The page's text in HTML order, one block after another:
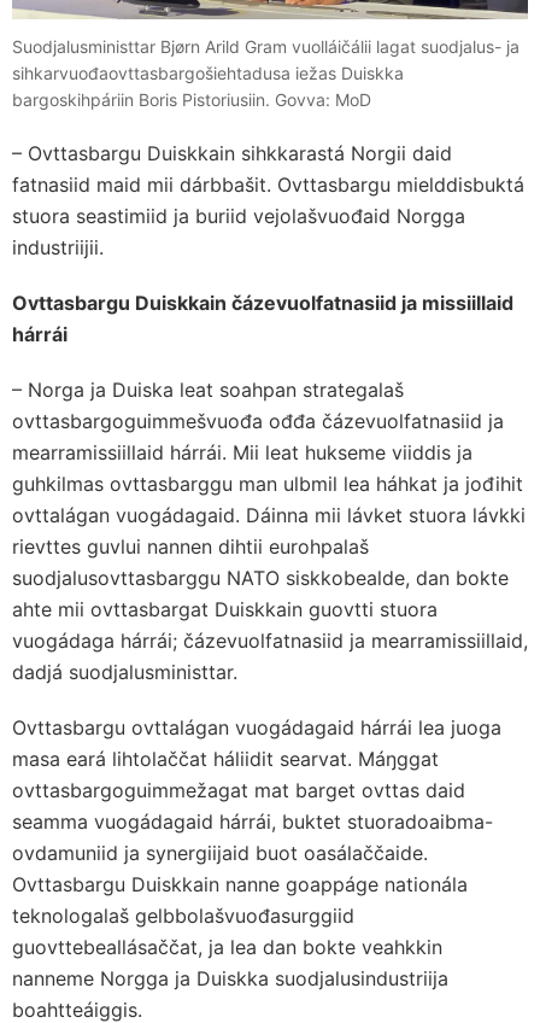
Suodjalusministtar Bjørn Arild Gram vuolláičálii lagat suodjalus- ja
sihkarvuođaovttasbargošiehtadusa iežas Duiskka
bargoskihpáriin Boris Pistoriusiin. Govva: MoD
– Ovttasbargu Duiskkain sihkkarastá Norgii daid
fatnasiid maid mii dárbbašit. Ovttasbargu mielddisbuktá
stuora seastimiid ja buriid vejolašvuođaid Norgga
industriijii.
Ovttasbargu Duiskkain čázevuolfatnasiid ja missiillaid
hárrái
– Norga ja Duiska leat soahpan strategalaš
ovttasbargoguimmešvuođa ođđa čázevuolfatnasiid ja
mearramissiillaid hárrái. Mii leat hukseme viiddis ja
guhkilmas ovttasbarggu man ulbmil lea háhkat ja jođihit
ovttalágan vuogádagaid. Dáinna mii lávket stuora lávkki
rievttes guvlui nannen dihtii eurohpalaš
suodjalusovttasbarggu NATO siskkobealde, dan bokte
ahte mii ovttasbargat Duiskkain guovtti stuora
vuogádaga hárrái; čázevuolfatnasiid ja mearramissiillaid,
dadjá suodjalusministtar.
Ovttasbargu ovttalágan vuogádagaid hárrái lea juoga
masa eará lihtolaččat háliidit searvat. Máŋggat
ovttasbargoguimmežagat mat barget ovttas daid
seamma vuogádagaid hárrái, buktet stuoradoaibma-
ovdamuniid ja synergiijaid buot oasálaččaide.
Ovttasbargu Duiskkain nanne goappáge nationála
teknologalaš gelbbolašvuođasurggiid
guovttebeallásaččat, ja lea dan bokte veahkkin
nanneme Norgga ja Duiskka suodjalusindustriija
boahtteáiggis.